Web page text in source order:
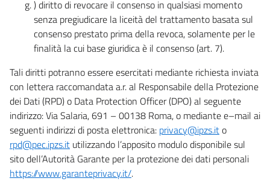
) diritto di revocare il consenso in qualsiasi momento
senza pregiudicare la liceità del trattamento basata sul
consenso prestato prima della revoca, solamente per le
finalità la cui base giuridica è il consenso (art. 7).
Tali diritti potranno essere esercitati mediante richiesta inviata
con lettera raccomandata a.r. al Responsabile della Protezione
dei Dati (RPD) o Data Protection Officer (DPO) al seguente
indirizzo: Via Salaria, 691 – 00138 Roma, o mediante e–mail ai
seguenti indirizzi di posta elettronica: privacy@ipzs.ito
rpd@pec.ipzs.it utilizzando l’apposito modulo disponibile sul
sito dell’Autorità Garante per la protezione dei dati personali
https://www.garanteprivacy.it/.